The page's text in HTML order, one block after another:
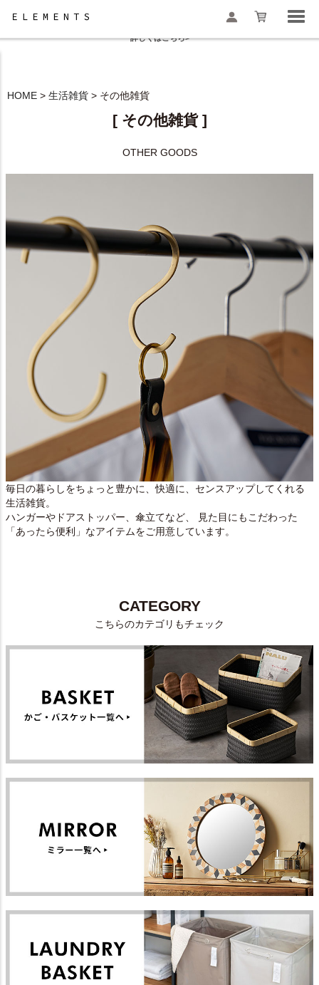
夏季休業と一部地域配送遅延のお知らせ
詳しくはこちら>
HOME 生活雑貨 その他雑貨
[ その他雑貨 ]
OTHER GOODS
毎日の暮らしをちょっと豊かに、快適に、センスアップしてくれる
生活雑貨。
ハンガーやドアストッパー、傘立てなど、 見た目にもこだわった
「あったら便利」なアイテムをご用意しています。
CATEGORY
こちらのカテゴリもチェック